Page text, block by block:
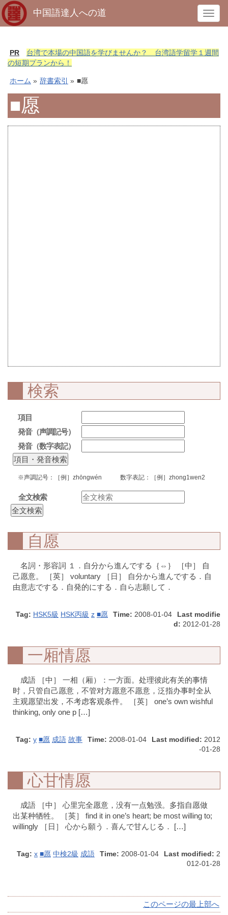
T
o
g
i
中国語達人への道
PR
台湾で本場の中国語を学びませんか？ 台湾語学留学１週間
の短期プランから！
ホーム » 辞書索引 » ■愿
■愿
検索
項目
発音（声調記号）
発音（数字表記）
※声調記号：［例］zhōngwén 数字表記：［例］zhong1wen2
全文検索
自愿
名詞・形容詞 １．自分から進んでする｛⇔｝ ［中］ 自
己愿意。 ［英］ voluntary ［日］ 自分から進んでする．自
由意志でする．自発的にする．自ら志願して．
Tag: HSK5級 HSK丙級 z ■愿 Time: 2008-01-04
Last modifie
d: 2012-01-28
一厢情愿
成語 ［中］ 一相（厢）：一方面。处理彼此有关的事情
时，只管自己愿意，不管对方愿意不愿意，泛指办事时全从
主观愿望出发，不考虑客观条件。 ［英］ one’s own wishful
thinking, only one p […]
Tag: y ■愿 成語 故事 Time: 2008-01-04 Last modified: 2012
-01-28
心甘情愿
成語 ［中］ 心里完全愿意，没有一点勉强。多指自愿做
出某种牺牲。 ［英］ find it in one’s heart; be most willing to;
willingly ［日］ 心から願う．喜んで甘んじる． […]
Tag: x ■愿 中検2級 成語 Time: 2008-01-04 Last modified: 2
012-01-28
このページの最上部へ